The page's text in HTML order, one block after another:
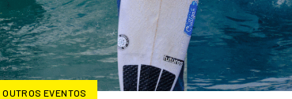
OUTROS EVENTOS